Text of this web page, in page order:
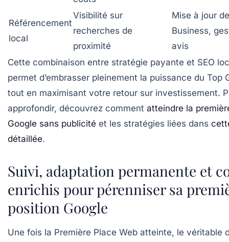
Référencement
local
Visibilité sur
recherches de
proximité
Mise à jour
Business,
avis
Cette combinaison entre stratégie payante et SEO
permet d’embrasser pleinement la puissance du Top
tout en maximisant votre retour sur investissement.
approfondir, découvrez comment atteindre la
Google sans publicité et les stratégies liées dans
détaillée.
Suivi, adaptation permanente et
enrichis pour pérenniser sa
position Google
Une fois la Première Place Web atteinte, le véritable